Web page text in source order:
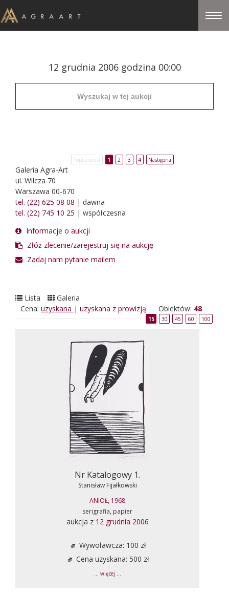
12 grudnia 2006 godzina 00:00
Poprzednia 1 2 3 4 Następna
Galeria Agra-Art
ul. Wilcza 70
Warszawa 00-670
tel. (22) 625 08 08 | dawna
tel. (22) 745 10 25 | współczesna
Informacje o aukcji
Złóż zlecenie/zarejestruj się na aukcję
Zadaj nam pytanie mailem
Lista
Galeria
Cena: uzyskana | uzyskana z prowizją Obiektów: 48
15 30 45 60 100
Nr Katalogowy 1.
Stanisław Fijałkowski
ANIOŁ, 1968
serigrafia, papier
aukcja z 12 grudnia 2006
Wywoławcza: 100 zł
Cena uzyskana: 500 zł
... więcej ...